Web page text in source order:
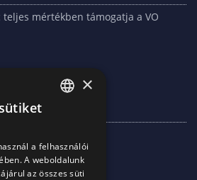
teljes mértékben támogatja a VO
HUNGARIAN
×
a felhasználói
A weboldalunk
az összes süti